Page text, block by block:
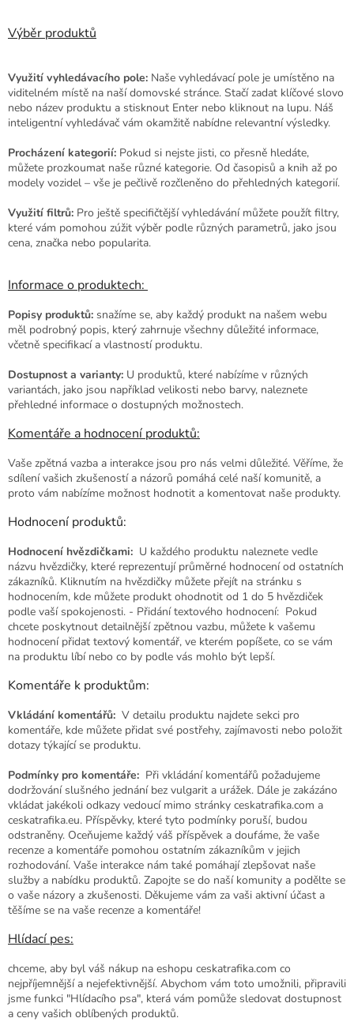
Výběr produktů
Využití vyhledávacího pole: Naše vyhledávací pole je umístěno na
viditelném místě na naší domovské stránce. Stačí zadat klíčové slovo
nebo název produktu a stisknout Enter nebo kliknout na lupu. Náš
inteligentní vyhledávač vám okamžitě nabídne relevantní výsledky.
Procházení kategorií: Pokud si nejste jisti, co přesně hledáte,
můžete prozkoumat naše různé kategorie. Od časopisů a knih až po
modely vozidel – vše je pečlivě rozčleněno do přehledných kategorií.
Využití filtrů: Pro ještě specifičtější vyhledávání můžete použít filtry,
které vám pomohou zúžit výběr podle různých parametrů, jako jsou
cena, značka nebo popularita.
Informace o produktech:
Popisy produktů: snažíme se, aby každý produkt na našem webu
měl podrobný popis, který zahrnuje všechny důležité informace,
včetně specifikací a vlastností produktu.
Dostupnost a varianty: U produktů, které nabízíme v různých
variantách, jako jsou například velikosti nebo barvy, naleznete
přehledné informace o dostupných možnostech.
Komentáře a hodnocení produktů:
Vaše zpětná vazba a interakce jsou pro nás velmi důležité. Věříme, že
sdílení vašich zkušeností a názorů pomáhá celé naší komunitě, a
proto vám nabízíme možnost hodnotit a komentovat naše produkty.
Hodnocení produktů:
Hodnocení hvězdičkami: U každého produktu naleznete vedle
názvu hvězdičky, které reprezentují průměrné hodnocení od ostatních
zákazníků. Kliknutím na hvězdičky můžete přejít na stránku s
hodnocením, kde můžete produkt ohodnotit od 1 do 5 hvězdiček
podle vaší spokojenosti. - Přidání textového hodnocení: Pokud
chcete poskytnout detailnější zpětnou vazbu, můžete k vašemu
hodnocení přidat textový komentář, ve kterém popíšete, co se vám
na produktu líbí nebo co by podle vás mohlo být lepší.
Komentáře k produktům:
Vkládání komentářů: V detailu produktu najdete sekci pro
komentáře, kde můžete přidat své postřehy, zajímavosti nebo položit
dotazy týkající se produktu.
Podmínky pro komentáře: Při vkládání komentářů požadujeme
dodržování slušného jednání bez vulgarit a urážek. Dále je zakázáno
vkládat jakékoli odkazy vedoucí mimo stránky ceskatrafika.com a
ceskatrafika.eu. Příspěvky, které tyto podmínky poruší, budou
odstraněny. Oceňujeme každý váš příspěvek a doufáme, že vaše
recenze a komentáře pomohou ostatním zákazníkům v jejich
rozhodování. Vaše interakce nám také pomáhají zlepšovat naše
služby a nabídku produktů. Zapojte se do naší komunity a podělte se
o vaše názory a zkušenosti. Děkujeme vám za vaši aktivní účast a
těšíme se na vaše recenze a komentáře!
Hlídací pes:
chceme, aby byl váš nákup na eshopu ceskatrafika.com co
nejpříjemnější a nejefektivnější. Abychom vám toto umožnili, připravili
jsme funkci "Hlídacího psa", která vám pomůže sledovat dostupnost
a ceny vašich oblíbených produktů.